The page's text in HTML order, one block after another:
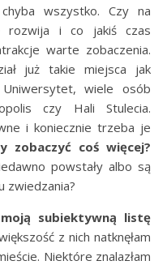
rozwija i co jakiś czas
warte zobaczenia.
już takie miejsca jak
Uniwersytet, wiele osób
czy Hali Stulecia.
i koniecznie trzeba je
zobaczyć coś więcej?
powstały albo są
zwiedzania?
subiektywną listę
z nich natknęłam
Niektóre znalazłam